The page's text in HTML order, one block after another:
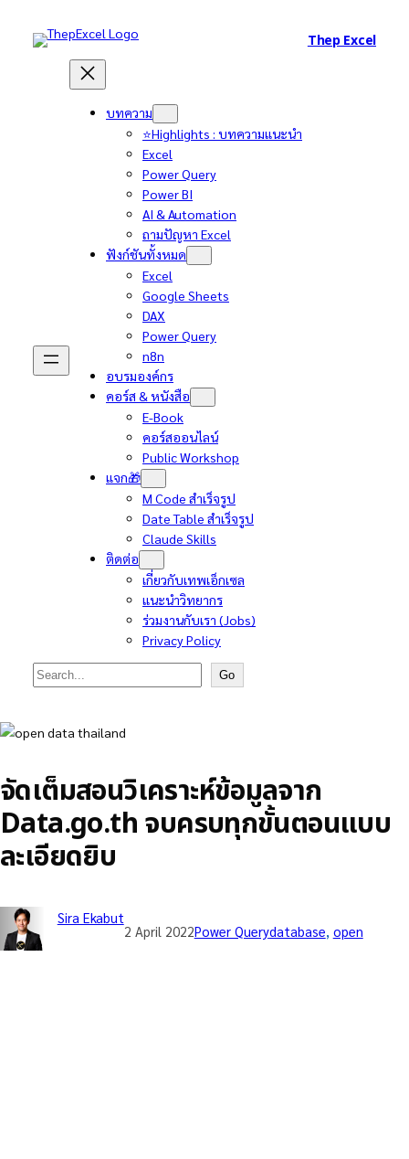
Thep Excel
บทความ
⭐Highlights : บทความแนะนำ
Excel
Power Query
Power BI
AI & Automation
ถามปัญหา Excel
ฟังก์ชันทั้งหมด
Excel
Google Sheets
DAX
Power Query
n8n
อบรมองค์กร
คอร์ส & หนังสือ
E-Book
คอร์สออนไลน์
Public Workshop
แจก🎁
M Code สำเร็จรูป
Date Table สำเร็จรูป
Claude Skills
ติดต่อ
เกี่ยวกับเทพเอ็กเซล
แนะนำวิทยากร
ร่วมงานกับเรา (Jobs)
Privacy Policy
Search
Go
จัดเต็มสอนวิเคราะห์ข้อมูลจาก
Data.go.th จบครบทุกขั้นตอนแบบ
ละเอียดยิบ
Sira Ekabut
2 April 2022Power Querydatabase, open